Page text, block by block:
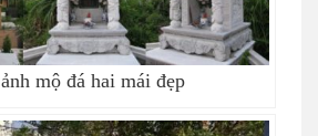
mộ đá hai mái đẹp